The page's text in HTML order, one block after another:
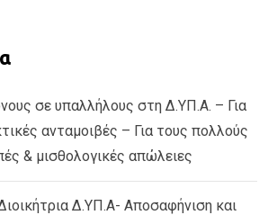
σε υπαλλήλους στη Δ.ΥΠ.Α. – Για
ανταμοιβές – Για τους πολλούς
& μισθολογικές απώλειες
Δ.ΥΠ.Α- Αποσαφήνιση και